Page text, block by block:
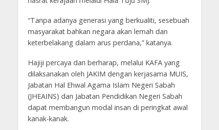
“Tanpa adanya generasi yang berkualiti, sesebuah
masyarakat bahkan negara akan lemah dan
keterbelakang dalam arus perdana,” katanya.
Hajiji percaya dan berharap, melalui KAFA yang
dilaksanakan oleh JAKIM dengan kerjasama MUIS,
Jabatan Hal Ehwal Agama Islam Negeri Sabah
(JHEAINS) dan Jabatan Pendidikan Negeri Sabah
dapat membangun modal insan di peringkat awal
kanak-kanak.